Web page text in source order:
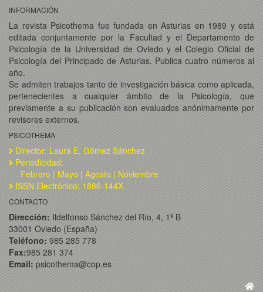
INFORMACIÓN
La revista Psicothema fue fundada en Asturias en 1989 y está
editada conjuntamente por la Facultad y el Departamento de
Psicología de la Universidad de Oviedo y el Colegio Oficial de
Psicología del Principado de Asturias. Publica cuatro números al
año.
Se admiten trabajos tanto de investigación básica como aplicada,
pertenecientes a cualquier ámbito de la Psicología, que
previamente a su publicación son evaluados anónimamente por
revisores externos.
PSICOTHEMA
Director: Laura E. Gómez Sánchez
Periodicidad:
Febrero | Mayo | Agosto | Noviembre
ISSN Electrónico: 1886-144X
CONTACTO
Dirección: Ildelfonso Sánchez del Río, 4, 1º B
33001 Oviedo (España)
Teléfono: 985 285 778
Fax:985 281 374
Email: psicothema@cop.es